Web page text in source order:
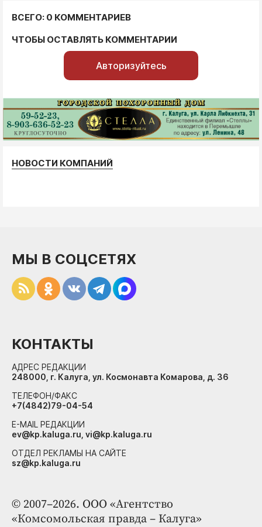
ВСЕГО: 0 КОММЕНТАРИЕВ
ЧТОБЫ ОСТАВЛЯТЬ КОММЕНТАРИИ
Авторизуйтесь
НОВОСТИ КОМПАНИЙ
© 2007–2026. ООО «Агентство
«Комсомольская правда – Калуга»
МЫ В СОЦСЕТЯХ
КОНТАКТЫ
АДРЕС РЕДАКЦИИ
248000, г. Калуга, ул. Космонавта Комарова, д. 36
ТЕЛЕФОН/ФАКС
+7(4842)79-04-54
E-MAIL РЕДАКЦИИ
ev@kp.kaluga.ru, vi@kp.kaluga.ru
ОТДЕЛ РЕКЛАМЫ НА САЙТЕ
sz@kp.kaluga.ru